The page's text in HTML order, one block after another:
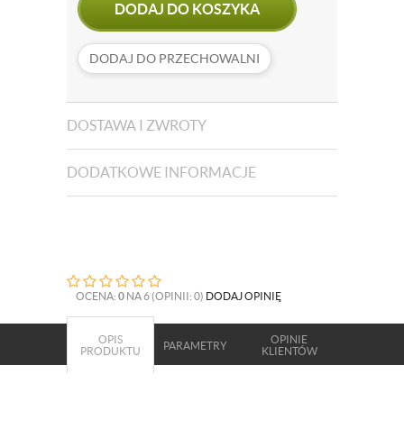
DODAJ DO KOSZYKA
DODAJ DO PRZECHOWALNI
DOSTAWA I ZWROTY
DODATKOWE INFORMACJE
OCENA: 0 NA 6 (OPINII: 0) DODAJ OPINIĘ
OPIS
PRODUKTU
PARAMETRY
OPINIE
KLIENTÓW